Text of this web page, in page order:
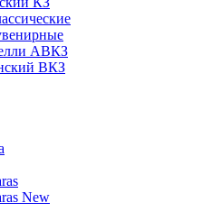
АВКЗ
ВКЗ
New